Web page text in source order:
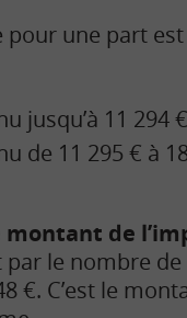
pour une part
jusqu’à 11 294
de 11 295 € à
de
le nombre
€. C’est le